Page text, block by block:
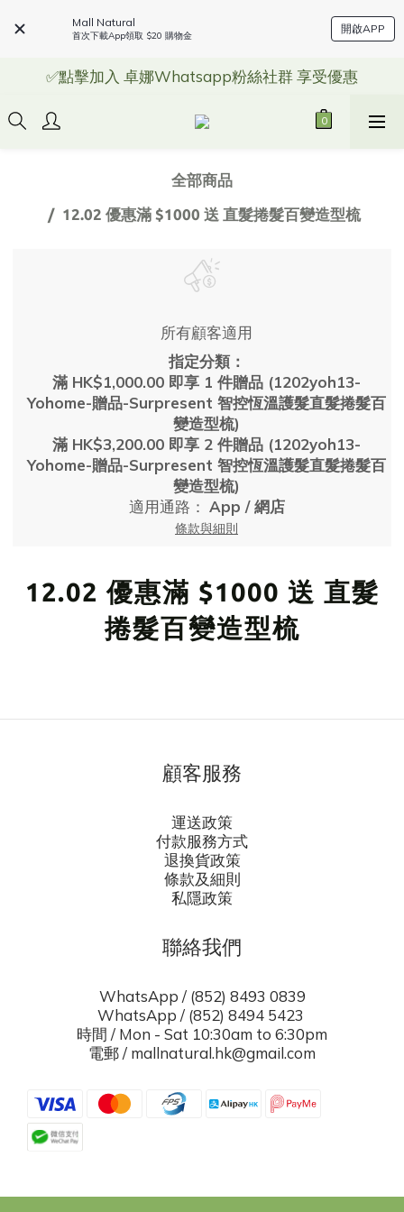
Mall Natural
首次下載App領取 $20 購物金
開啟APP
✅點擊加入 卓娜Whatsapp粉絲社群 享受優惠
全部商品
12.02 優惠滿 $1000 送 直髮捲髮百變造型梳
所有顧客適用
指定分類：
滿 HK$1,000.00 即享 1 件贈品 (1202yoh13-
Yohome-贈品-Surpresent 智控恆溫護髮直髮捲髮百
變造型梳)
滿 HK$3,200.00 即享 2 件贈品 (1202yoh13-
Yohome-贈品-Surpresent 智控恆溫護髮直髮捲髮百
變造型梳)
適用通路： App / 網店
條款與細則
12.02 優惠滿 $1000 送 直髮
捲髮百變造型梳
顧客服務
運送政策
付款服務方式
退換貨政策
條款及細則
私隱政策
聯絡我們
WhatsApp / (852) 8493 0839
WhatsApp / (852) 8494 5423
時間 / Mon - Sat 10:30am to 6:30pm
電郵 / mallnatural.hk@gmail.com